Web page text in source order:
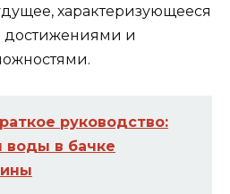
характеризующееся
и
руководство:
воды в бачке